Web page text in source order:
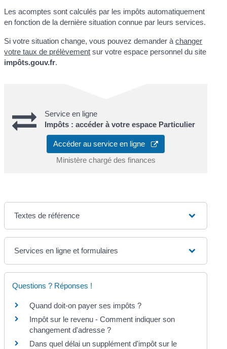
Les acomptes sont calculés par les impôts automatiquement
en fonction de la dernière situation connue par leurs services.
Si votre situation change, vous pouvez demander àchanger
votre taux de prélèvement sur votre espace personnel du site
impôts.gouv.fr.
Service en ligne
Impôts : accéder à votre espace Particulier
Accéder au service en ligne
Ministère chargé des finances
Textes de référence
Services en ligne et formulaires
Questions ? Réponses !
Quand doit-on payer ses impôts ?
Impôt sur le revenu - Comment indiquer son
changement d'adresse ?
Dans quel délai un supplément d'impôt sur le